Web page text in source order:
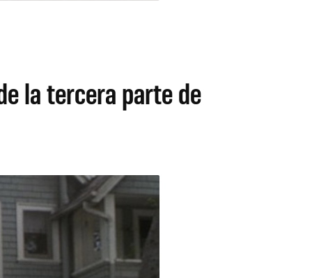
la tercera parte de